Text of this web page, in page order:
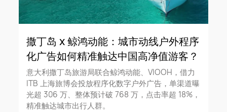
撒丁岛 x 鲸鸿动能：城市动线户外程序
化广告如何精准触达中国高净值游客？
意大利撒丁岛旅游局联合鲸鸿动能、VIOOH，借力
ITB 上海旅博会投放程序化数字户外广告，单渠道曝
光超 306 万、整体预计破 768 万，点击率超 18%，
精准触达城市出行人群。